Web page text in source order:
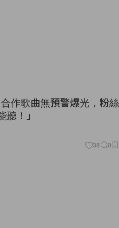
作歌曲無預警爆光，粉絲
！」
38 0